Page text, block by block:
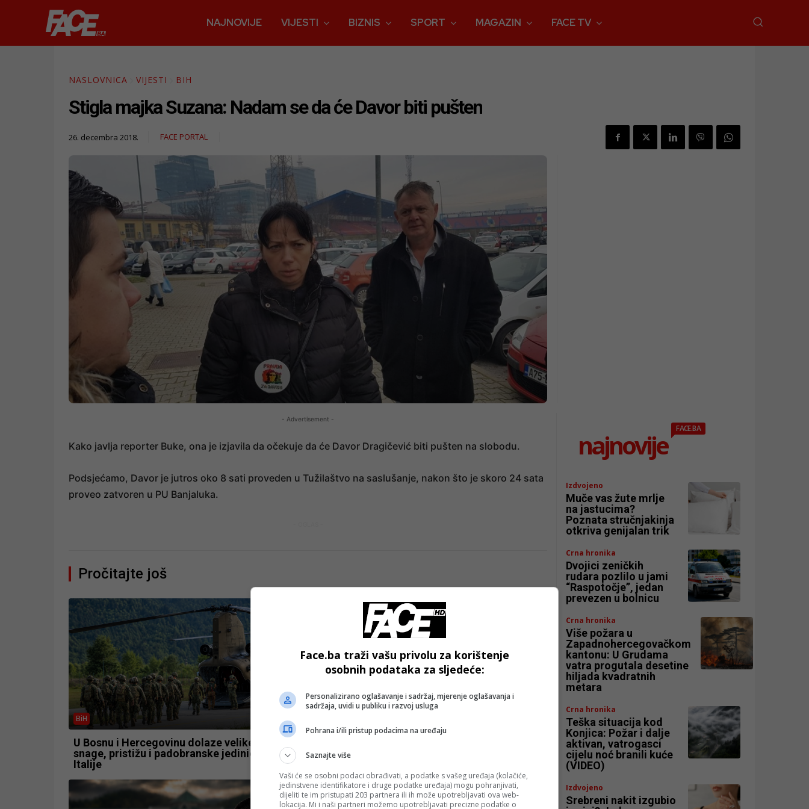
NAJNOVIJE VIJESTI BIZNIS SPORT MAGAZIN FACE TV
NASLOVNICA VIJESTI BIH
Stigla majka Suzana: Nadam se da će Davor biti pušten
26. decembra 2018. FACE PORTAL
- Advertisement -
Kako javlja reporter Buke, ona je izjavila da očekuje da će Davor Dragičević biti pušten na slobodu.
Podsjećamo, Davor je jutros oko 8 sati proveden u Tužilaštvo na saslušanje, nakon što je skoro 24 sata
proveo zatvoren u PU Banjaluka.
Pročitajte još
BiH
U Bosnu i Hercegovinu dolaze velike vojne
snage, pristižu i padobranske jedinice iz
Italije
kompenzacijske mandate i usvojio nove
najnovije
FACE.BA
Izdvojeno
Muče vas žute mrlje
na jastucima?
Poznata stručnjakinja
otkriva genijalan trik
Crna hronika
Dvojici zeničkih
rudara pozlilo u jami
“Raspotočje”, jedan
prevezen u bolnicu
Crna hronika
Više požara u
Zapadnohercegovačkom
kantonu: U Grudama
vatra progutala desetine
hiljada kvadratnih
metara
Crna hronika
Teška situacija kod
Konjica: Požar i dalje
aktivan, vatrogasci
cijelu noć branili kuće
(VIDEO)
Izdvojeno
Srebreni nakit izgubio
Face.ba traži vašu privolu za korištenje
osobnih podataka za sljedeće:
Personalizirano oglašavanje i sadržaj, mjerenje oglašavanja i
sadržaja, uvidi u publiku i razvoj usluga
Pohrana i/ili pristup podacima na uređaju
Saznajte više
Vaši će se osobni podaci obrađivati, a podatke s vašeg uređaja (kolačiće,
jedinstvene identifikatore i druge podatke uređaja) mogu pohranjivati,
dijeliti te im pristupati 203 partnera ili ih može upotrebljavati ova web-
lokacija. Mi i naši partneri možemo upotrebljavati precizne podatke o